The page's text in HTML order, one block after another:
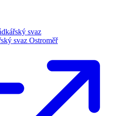
svaz
svaz Ostroměř